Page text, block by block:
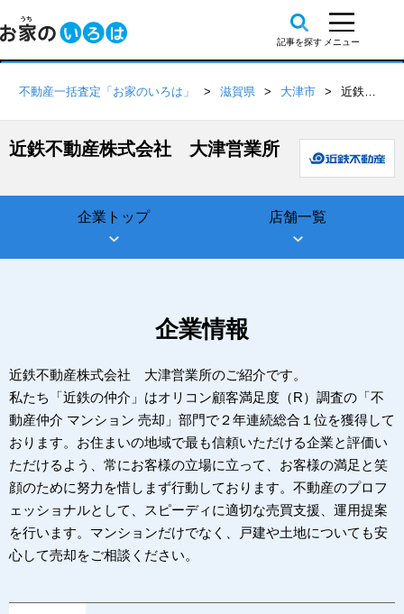
不動産一括査定「お家のいろは」 滋賀県 大津市 近鉄不動産株式会社 大津営業所
近鉄不動産株式会社 大津営業所
企業トップ 店舗一覧
企業情報
近鉄不動産株式会社 大津営業所のご紹介です。
私たち「近鉄の仲介」はオリコン顧客満足度（R）調査の「不
動産仲介 マンション 売却」部門で２年連続総合１位を獲得して
おります。お住まいの地域で最も信頼いただける企業と評価い
ただけるよう、常にお客様の立場に立って、お客様の満足と笑
顔のために努力を惜しまず行動しております。不動産のプロフ
ェッショナルとして、スピーディに適切な売買支援、運用提案
を行います。マンションだけでなく、戸建や土地についても安
心して売却をご相談ください。